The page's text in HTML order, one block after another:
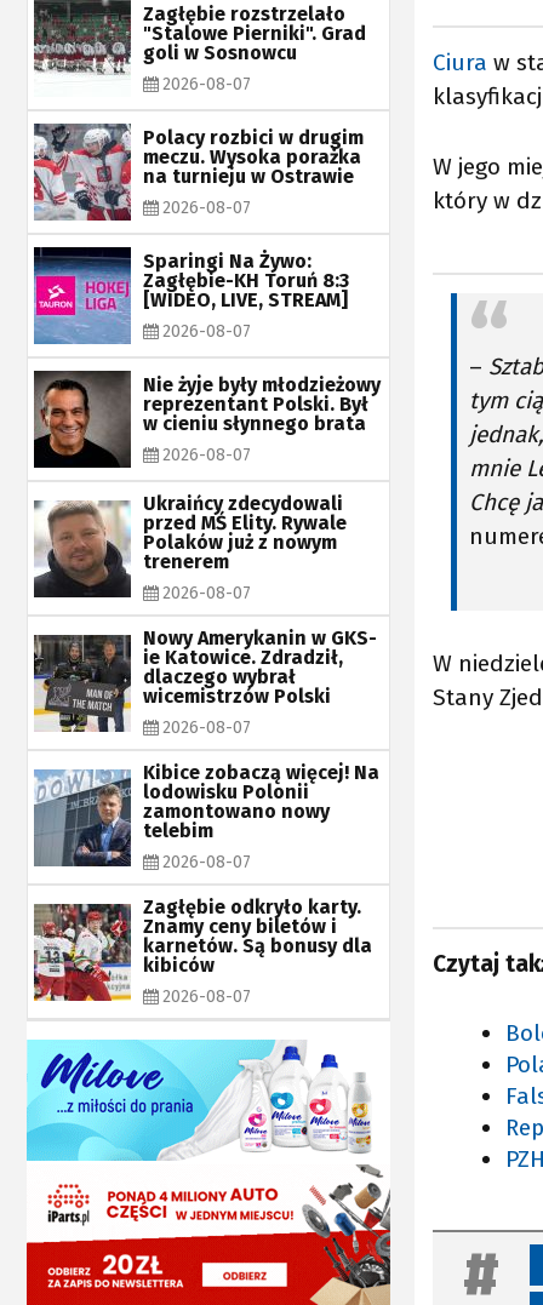
Ciura w
W jego
który w
–
tym
mnie
Chcę
W
Stany
Czytaj
Zagłębie rozstrzelało
"Stalowe Pierniki". Grad
goli w Sosnowcu
2026-08-07
Polacy rozbici w drugim
meczu. Wysoka porażka
na turnieju w Ostrawie
2026-08-07
Sparingi Na Żywo:
Zagłębie-KH Toruń 8:3
[WIDEO, LIVE, STREAM]
2026-08-07
Nie żyje były młodzieżowy
reprezentant Polski. Był
w cieniu słynnego brata
2026-08-07
Ukraińcy zdecydowali
przed MŚ Elity. Rywale
Polaków już z nowym
trenerem
2026-08-07
Nowy Amerykanin w GKS-
ie Katowice. Zdradził,
dlaczego wybrał
wicemistrzów Polski
2026-08-07
Kibice zobaczą więcej! Na
lodowisku Polonii
zamontowano nowy
telebim
2026-08-07
Zagłębie odkryło karty.
Znamy ceny biletów i
karnetów. Są bonusy dla
kibiców
2026-08-07